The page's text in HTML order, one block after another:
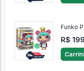
Funko
R$